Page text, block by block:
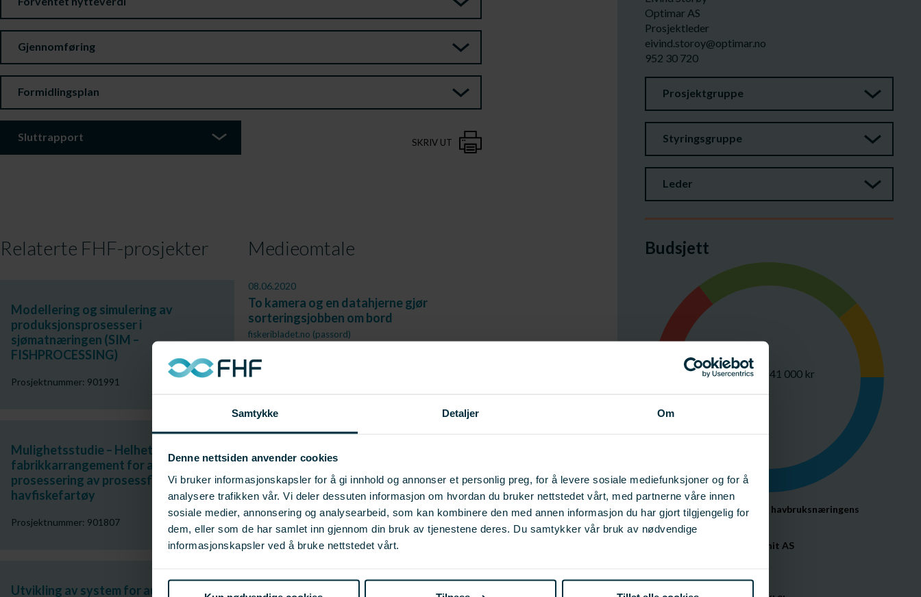
Samtykke Detaljer Om
Denne nettsiden anvender cookies
Vi bruker informasjonskapsler for å gi innhold og annonser et personlig preg, for å levere sosiale mediefunksjoner og for å
analysere trafikken vår. Vi deler dessuten informasjon om hvordan du bruker nettstedet vårt, med partnerne våre innen
sosiale medier, annonsering og analysearbeid, som kan kombinere den med annen informasjon du har gjort tilgjengelig for
dem, eller som de har samlet inn gjennom din bruk av tjenestene deres. Du samtykker vår bruk av nødvendige
informasjonskapsler ved å bruke nettstedet vårt.
Gjennomføring
Formidlingsplan
Sluttrapport SKRIV UT
Relaterte FHF-prosjekter
Modellering og simulering av
produksjonsprosesser i
sjømatnæringen (SIM –
FISHPROCESSING)
Prosjektnummer: 901991
Mulighetsstudie – Helhetlig
fabrikkarrangement for automatisert
prosessering av prosessflyten i
havfiskefartøy
Prosjektnummer: 901807
Utvikling av system for automatisk
Medieomtale
08.06.2020
To kamera og en datahjerne gjør
sorteringsjobben om bord
fiskeribladet.no (passord)
Optimar AS
Prosjektleder
eivind.storoy@optimar.no
952 30 720
Prosjektgruppe
Styringsgruppe
Leder
Budsjett
Totalt 6 141 000 kr
FHF (Fiskeri- og havbruksnæringens
forskningsfond)
3 033 000 kr
Halstensen Granit AS
1 488 000 kr